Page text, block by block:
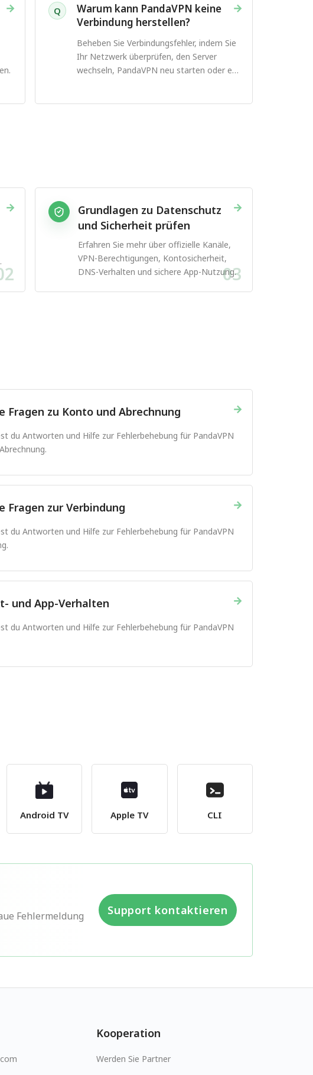
→ Q →
Warum kann PandaVPN keine
Verbindung herstellen?
Beheben Sie Verbindungsfehler, indem Sie
Ihr Netzwerk überprüfen, den Server
wechseln, PandaVPN neu starten oder ein
→ →
Grundlagen zu Datenschutz
und Sicherheit prüfen
Erfahren Sie mehr über offizielle Kanäle,
VPN-Berechtigungen, Kontosicherheit,
DNS-Verhalten und sichere App-Nutzung.
03
→
Fragen zu Konto und Abrechnung
du Antworten und Hilfe zur Fehlerbehebung für PandaVPN
→
Fragen zur Verbindung
du Antworten und Hilfe zur Fehlerbehebung für PandaVPN
→
und App-Verhalten
du Antworten und Hilfe zur Fehlerbehebung für PandaVPN
Android TV Apple TV CLI
Fehlermeldung
Support kontaktieren
Kooperation
Werden Sie Partner